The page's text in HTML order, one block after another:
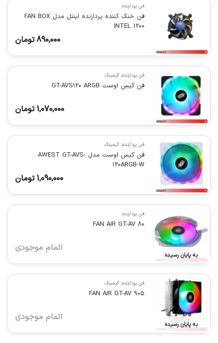
فن پردازنده
فن خنک کننده پردازنده اینتل مدل FAN BOX
INTEL 1200
890,000تومان
فن پردازنده, گیمینگ
فن کیس اوست GT-AVS120 ARGB
1,070,000 تومان
فن پردازنده, گیمینگ
فن کیس اوست مدل AWEST GT-AVS-
120ARGB-W
1,090,000 تومان
به پایان رسیده
فن پردازنده
FAN AIR GT-AV 80
اتمام موجودی
به پایان رسیده
فن پردازنده, گیمینگ
FAN AIR GT-AV 905
اتمام موجودی